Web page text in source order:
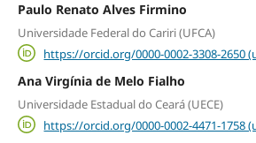
Paulo Renato Alves Firmino
Universidade Federal do Cariri (UFCA)
https://orcid.org/0000-0002-3308-2650
Ana Virgínia de Melo Fialho
Universidade Estadual do Ceará (UECE)
https://orcid.org/0000-0002-4471-1758